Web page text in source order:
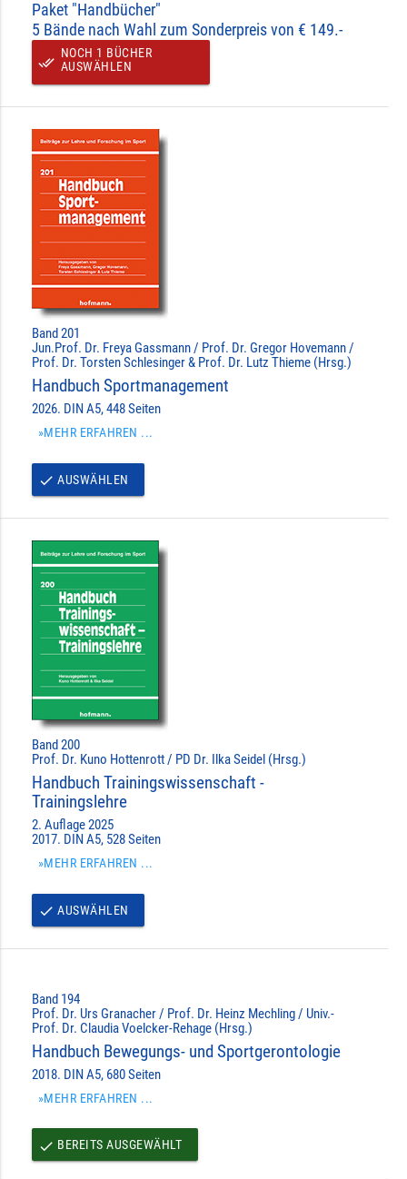
Paket "Handbücher"
5 Bände nach Wahl zum Sonderpreis von € 149.-
done_all
NOCH 1 BÜCHER
AUSWÄHLEN
Band 201
Jun.Prof. Dr. Freya Gassmann / Prof. Dr. Gregor Hovemann /
Prof. Dr. Torsten Schlesinger & Prof. Dr. Lutz Thieme (Hrsg.)
Handbuch Sportmanagement
2026. DIN A5, 448 Seiten
»MEHR ERFAHREN ...
done AUSWÄHLEN
Band 200
Prof. Dr. Kuno Hottenrott / PD Dr. Ilka Seidel (Hrsg.)
Handbuch Trainingswissenschaft -
Trainingslehre
2. Auflage 2025
2017. DIN A5, 528 Seiten
»MEHR ERFAHREN ...
done AUSWÄHLEN
Band 194
Prof. Dr. Urs Granacher / Prof. Dr. Heinz Mechling / Univ.-
Prof. Dr. Claudia Voelcker-Rehage (Hrsg.)
Handbuch Bewegungs- und Sportgerontologie
2018. DIN A5, 680 Seiten
»MEHR ERFAHREN ...
done BEREITS AUSGEWÄHLT